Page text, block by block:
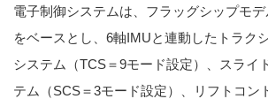
電子制御システムは、フラッグシップモ
をベースとし、6軸IMUと連動したトラク
システム（TCS＝9モード設定）、スライ
テム（SCS＝3モード設定）、リフトコン